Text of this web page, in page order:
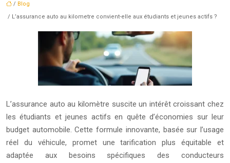
/ Blog
/ L’assurance auto au kilometre convient-elle aux étudiants et jeunes actifs ?
L’assurance auto au kilomètre suscite un intérêt croissant chez
les étudiants et jeunes actifs en quête d’économies sur leur
budget automobile. Cette formule innovante, basée sur l’usage
réel du véhicule, promet une tarification plus équitable et
adaptée aux besoins spécifiques des conducteurs